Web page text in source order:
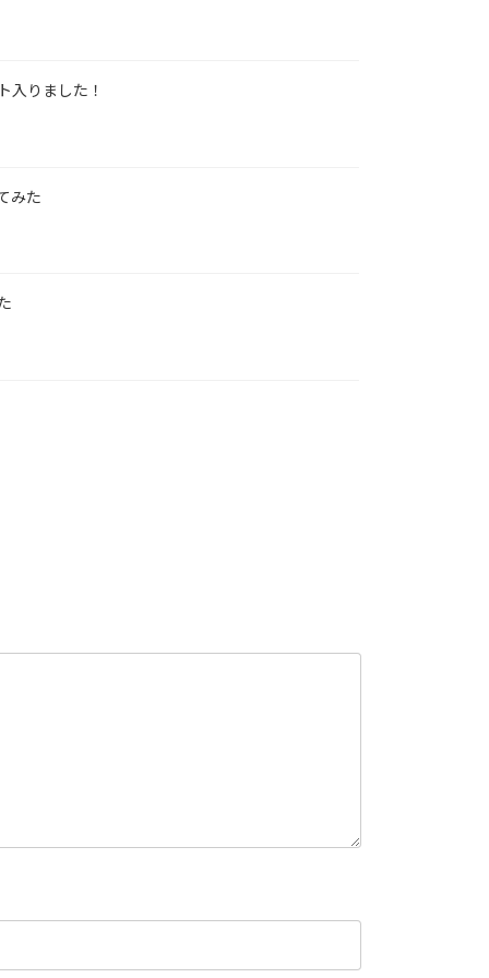
入りました！
みた